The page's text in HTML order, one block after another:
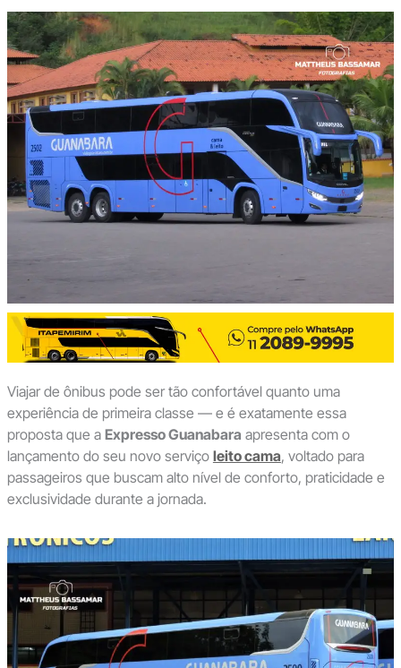
Viajar de ônibus pode ser tão confortável quanto uma
experiência de primeira classe — e é exatamente essa
proposta que a Expresso Guanabara apresenta com o
lançamento do seu novo serviço leito cama, voltado para
passageiros que buscam alto nível de conforto, praticidade e
exclusividade durante a jornada.